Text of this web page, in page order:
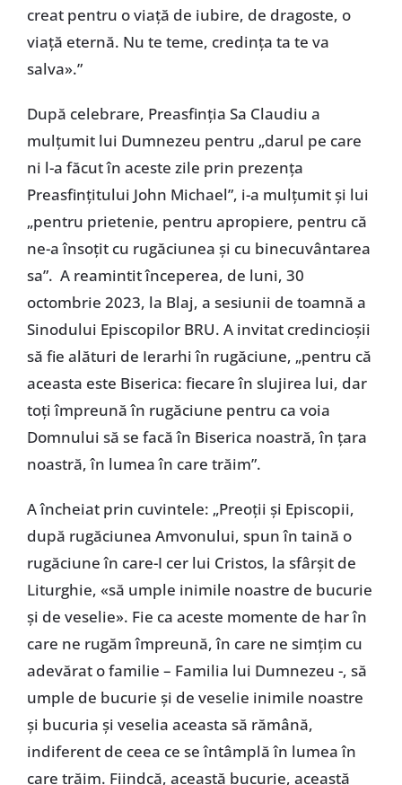
creat pentru o viață de iubire, de dragoste, o
viață eternă. Nu te teme, credința ta te va
salva».”
După celebrare, Preasfinția Sa Claudiu a
mulțumit lui Dumnezeu pentru „darul pe care
ni l-a făcut în aceste zile prin prezența
Preasfințitului John Michael”, i-a mulțumit și lui
„pentru prietenie, pentru apropiere, pentru că
ne-a însoțit cu rugăciunea și cu binecuvântarea
sa”. A reamintit începerea, de luni, 30
octombrie 2023, la Blaj, a sesiunii de toamnă a
Sinodului Episcopilor BRU. A invitat credincioșii
să fie alături de Ierarhi în rugăciune, „pentru că
aceasta este Biserica: fiecare în slujirea lui, dar
toți împreună în rugăciune pentru ca voia
Domnului să se facă în Biserica noastră, în țara
noastră, în lumea în care trăim”.
A încheiat prin cuvintele: „Preoții și Episcopii,
după rugăciunea Amvonului, spun în taină o
rugăciune în care-I cer lui Cristos, la sfârșit de
Liturghie, «să umple inimile noastre de bucurie
și de veselie». Fie ca aceste momente de har în
care ne rugăm împreună, în care ne simțim cu
adevărat o familie – Familia lui Dumnezeu -, să
umple de bucurie și de veselie inimile noastre
și bucuria și veselia aceasta să rămână,
indiferent de ceea ce se întâmplă în lumea în
care trăim. Fiindcă, această bucurie, această